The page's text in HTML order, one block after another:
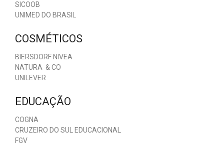
SICOOB
UNIMED DO BRASIL
COSMÉTICOS
BIERSDORF NIVEA
NATURA & CO
UNILEVER
EDUCAÇÃO
COGNA
CRUZEIRO DO SUL EDUCACIONAL
FGV